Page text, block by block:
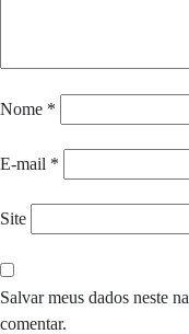
Nome *
E-mail *
Site
Salvar meus dados neste
comentar.